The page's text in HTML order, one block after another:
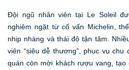
Đội ngũ nhân viên tại Le Soleil
nghiêm ngặt từ cố vấn Michelin,
nhịp nhàng và thái độ tận tâm.
viên “siêu dễ thương”, phục vụ
quán còn mời khách rượu vang,